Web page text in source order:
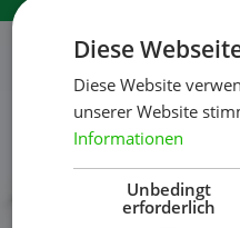
Diese
Diese Website
unserer Website
Informationen
Unbedingt
erforderlich